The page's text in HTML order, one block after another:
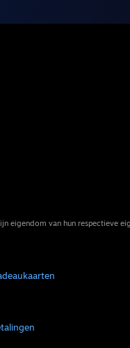
van hun respectieve